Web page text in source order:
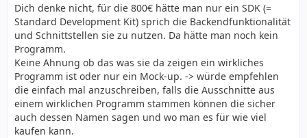
Dich denke nicht, für die 800€ hätte man nur ein SDK (=
Standard Development Kit) sprich die Backendfunktionalität
und Schnittstellen sie zu nutzen. Da hätte man noch kein
Programm.
Keine Ahnung ob das was sie da zeigen ein wirkliches
Programm ist oder nur ein Mock-up. -> würde empfehlen
die einfach mal anzuschreiben, falls die Ausschnitte aus
einem wirklichen Programm stammen können die sicher
auch dessen Namen sagen und wo man es für wie viel
kaufen kann.